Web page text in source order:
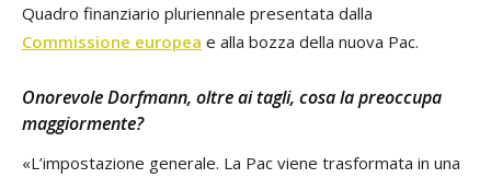
Quadro finanziario pluriennale presentata dalla
Commissione europea e alla bozza della nuova Pac.
Onorevole Dorfmann, oltre ai tagli, cosa la preoccupa
maggiormente?
«L’impostazione generale. La Pac viene trasformata in una